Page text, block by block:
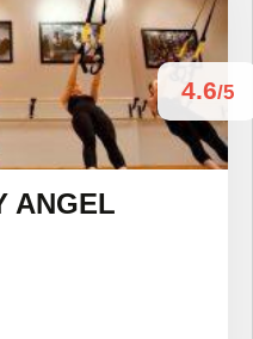
4.6/5
ANGEL